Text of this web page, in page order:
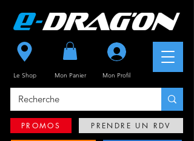
Le Shop Mon Panier
Se connecter
Mon Profil
PROMOS PRENDRE UN RDV